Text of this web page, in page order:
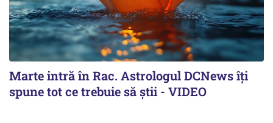
Marte intră în Rac. Astrologul DCNews îți
spune tot ce trebuie să știi - VIDEO